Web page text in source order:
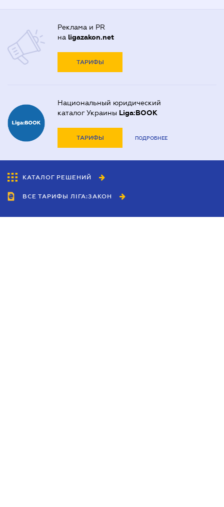
Реклама и PR
на ligazakon.net
ТАРИФЫ
Национальный юридический
каталог Украины Liga:BOOK
ТАРИФЫ ПОДРОБНЕЕ
КАТАЛОГ РЕШЕНИЙ
ВСЕ ТАРИФЫ ЛІГА:ЗАКОН